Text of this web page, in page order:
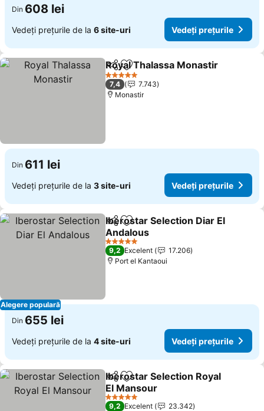
Din 608 lei
Vedeți prețurile de la 6 site-uri Vedeți prețurile
DistribuițiAdăugaţi la favorite
Royal Thalassa Monastir
5 Stele
7,4
7.743
Monastir
Din 611 lei
Vedeți prețurile de la 3 site-uri Vedeți prețurile
Alegere populară
DistribuițiAdăugaţi la favorite
Iberostar Selection Diar El
Andalous
Vedeți prețurile
5 Stele
9,2 Excelent
17.206
Port el Kantaoui
Din 655 lei
Vedeți prețurile de la 4 site-uri Vedeți prețurile
DistribuițiAdăugaţi la favorite
Iberostar Selection Royal
El Mansour
Vedeți prețurile
5 Stele
9,2 Excelent
23.342